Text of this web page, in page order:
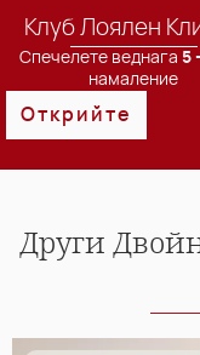
Клуб Лоялен
Спечелете веднага5
намаление
Открийте
Други